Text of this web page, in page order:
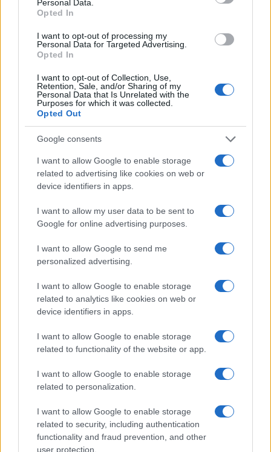
Personal Data.
Opted In
I want to opt-out of processing my
Personal Data for Targeted Advertising.
Opted In
I want to opt-out of Collection, Use,
Retention, Sale, and/or Sharing of my
Personal Data that Is Unrelated with the
Purposes for which it was collected.
Opted Out
Google consents
I want to allow Google to enable storage
related to advertising like cookies on web or
device identifiers in apps.
I want to allow my user data to be sent to
Google for online advertising purposes.
I want to allow Google to send me
personalized advertising.
I want to allow Google to enable storage
related to analytics like cookies on web or
device identifiers in apps.
I want to allow Google to enable storage
related to functionality of the website or app.
I want to allow Google to enable storage
related to personalization.
I want to allow Google to enable storage
related to security, including authentication
functionality and fraud prevention, and other
user protection.
19 Ottobre 2023, 13:39 13:39
cribbio !
Pico
Ma quando tifai sagrare in aria?
Rispondi
Carica altri commenti
IL PIÙ LETTO DEL MESE